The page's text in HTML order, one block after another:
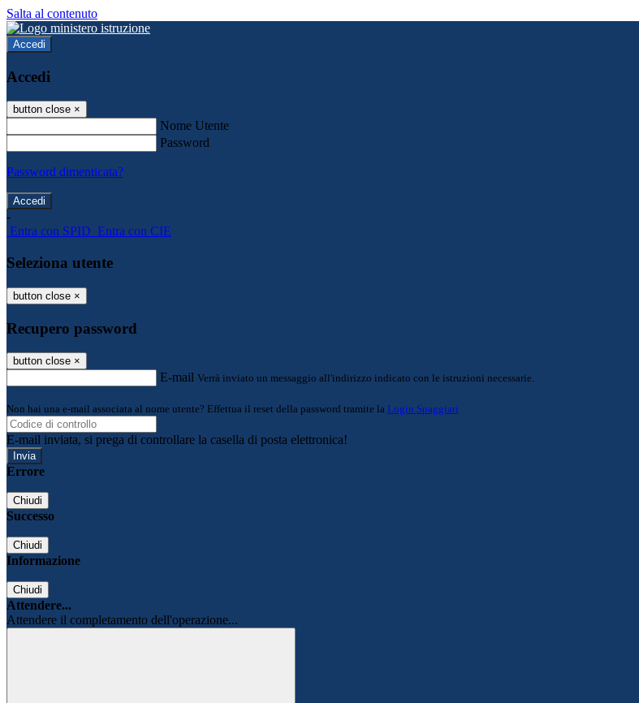
Salta al contenuto
Accedi
Accedi
button close ×
Nome Utente
Password
Password dimenticata?
-
Entra con SPID Entra con CIE
Seleziona utente
button close ×
Recupero password
button close ×
E-mail Verrà inviato un messaggio all'indirizzo indicato con le istruzioni necessarie.
Non hai una e-mail associata al nome utente? Effettua il reset della password tramite la Login Spaggiari
E-mail inviata, si prega di controllare la casella di posta elettronica!
Errore
Chiudi
Successo
Chiudi
Informazione
Chiudi
Attendere...
Attendere il completamento dell'operazione...